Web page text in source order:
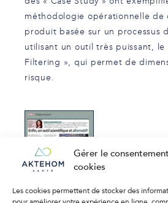
Gérer le
cookies
Les cookies permettent de stocker des
méthodologie opérationnelle de
produit basée sur un processus
utilisant un outil très puissant, le
Filtering », qui permet de
risque.